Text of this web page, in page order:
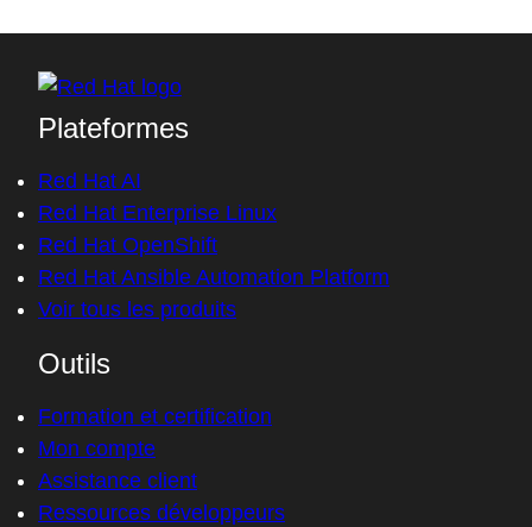
Plateformes
Red Hat AI
Red Hat Enterprise Linux
Red Hat OpenShift
Red Hat Ansible Automation Platform
Voir tous les produits
Outils
Formation et certification
Mon compte
Assistance client
Ressources développeurs